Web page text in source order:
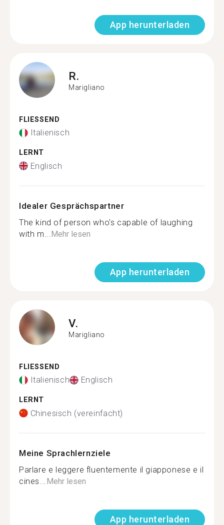
App herunterladen
R.
Marigliano
FLIESSEND
Italienisch
LERNT
Englisch
Idealer Gesprächspartner
The kind of person who's capable of laughing
with m... Mehr lesen
App herunterladen
V.
Marigliano
FLIESSEND
Italienisch Englisch
LERNT
Chinesisch (vereinfacht)
Meine Sprachlernziele
Parlare e leggere fluentemente il giapponese e il
cines... Mehr lesen
App herunterladen